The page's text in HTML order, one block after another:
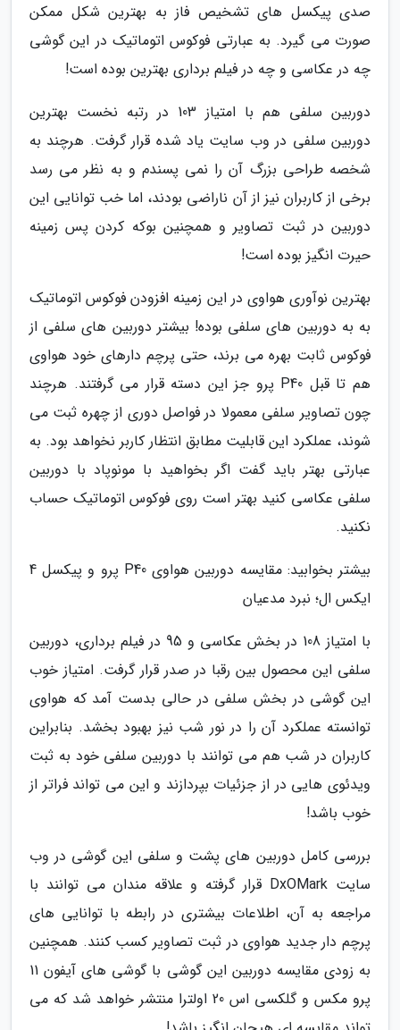
صدی پیکسل های تشخیص فاز به بهترین شکل ممکن
صورت می گیرد. به عبارتی فوکوس اتوماتیک در این گوشی
چه در عکاسی و چه در فیلم برداری بهترین بوده است!
دوربین سلفی هم با امتیاز 103 در رتبه نخست بهترین
دوربین سلفی در وب سایت یاد شده قرار گرفت. هرچند به
شخصه طراحی بزرگ آن را نمی پسندم و به نظر می رسد
برخی از کاربران نیز از آن ناراضی بودند، اما خب توانایی این
دوربین در ثبت تصاویر و همچنین بوکه کردن پس زمینه
حیرت انگیز بوده است!
بهترین نوآوری هواوی در این زمینه افزودن فوکوس اتوماتیک
به به دوربین های سلفی بوده! بیشتر دوربین های سلفی از
فوکوس ثابت بهره می برند، حتی پرچم دارهای خود هواوی
هم تا قبل P40 پرو جز این دسته قرار می گرفتند. هرچند
چون تصاویر سلفی معمولا در فواصل دوری از چهره ثبت می
شوند، عملکرد این قابلیت مطابق انتظار کاربر نخواهد بود. به
عبارتی بهتر باید گفت اگر بخواهید با مونوپاد با دوربین
سلفی عکاسی کنید بهتر است روی فوکوس اتوماتیک حساب
نکنید.
بیشتر بخوابید: مقایسه دوربین هواوی P40 پرو و پیکسل 4
ایکس ال؛ نبرد مدعیان
با امتیاز 108 در بخش عکاسی و 95 در فیلم برداری، دوربین
سلفی این محصول بین رقبا در صدر قرار گرفت. امتیاز خوب
این گوشی در بخش سلفی در حالی بدست آمد که هواوی
توانسته عملکرد آن را در نور شب نیز بهبود بخشد. بنابراین
کاربران در شب هم می توانند با دوربین سلفی خود به ثبت
ویدئوی هایی در از جزئیات بپردازند و این می تواند فراتر از
خوب باشد!
بررسی کامل دوربین های پشت و سلفی این گوشی در وب
سایت DxOMark قرار گرفته و علاقه مندان می توانند با
مراجعه به آن، اطلاعات بیشتری در رابطه با توانایی های
پرچم دار جدید هواوی در ثبت تصاویر کسب کنند. همچنین
به زودی مقایسه دوربین این گوشی با گوشی های آیفون 11
پرو مکس و گلکسی اس 20 اولترا منتشر خواهد شد که می